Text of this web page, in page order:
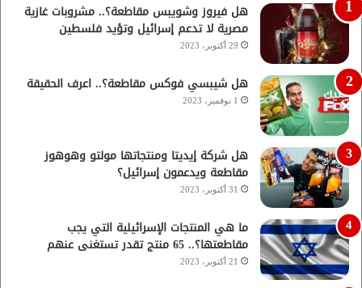
هل فيروز وشويبس مقاطعة؟.. مشروبات غازية
مصرية لا تدعم إسرائيل وتؤيد فلسطين
29 أكتوبر، 2023
هل شيبسي فوكس مقاطعة؟.. اعرف الحقيقة
1 نوفمبر، 2023
هل شركة إيديتا ومنتجاتها مولتو وهوهوز
مقاطعة ويدعمون إسرائيل؟
31 أكتوبر، 2023
ما هي المنتجات الإسرائيلية التي يجب
مقاطعتها؟.. 65 منتج تقدر تستغنى عنهم
21 أكتوبر، 2023